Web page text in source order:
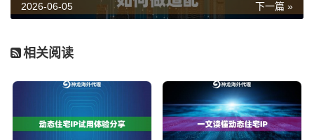
第二，严格遵守目标网站的访问频率限制。即使是对公
过设置合理的请求间隔、使用轮换IP池来分散请求压
力，是体现技术善意的重要方式。神龙海外动态IP的不
限量代理IP套餐，提供专属IP池和超高带宽，正是为了支
撑这种需要长期、稳定、且需控制请求频率的业务场
下一篇 »
2026-06-05
相关阅读